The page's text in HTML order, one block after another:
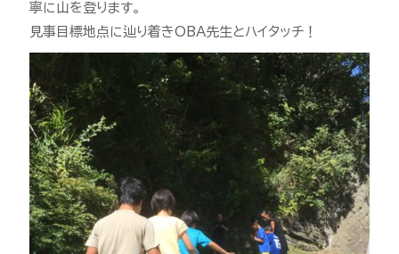
寧に山を登ります。
見事目標地点に辿り着きOBA先生とハイタッチ！